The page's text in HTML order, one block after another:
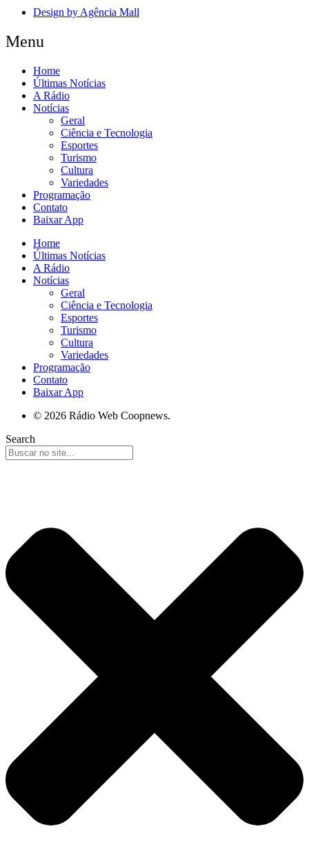
Design by Agência Mall
Menu
Home
Últimas Notícias
A Rádio
Notícias
Geral
Ciência e Tecnologia
Esportes
Turismo
Cultura
Variedades
Programação
Contato
Baixar App
Home
Últimas Notícias
A Rádio
Notícias
Geral
Ciência e Tecnologia
Esportes
Turismo
Cultura
Variedades
Programação
Contato
Baixar App
© 2026 Rádio Web Coopnews.
Search